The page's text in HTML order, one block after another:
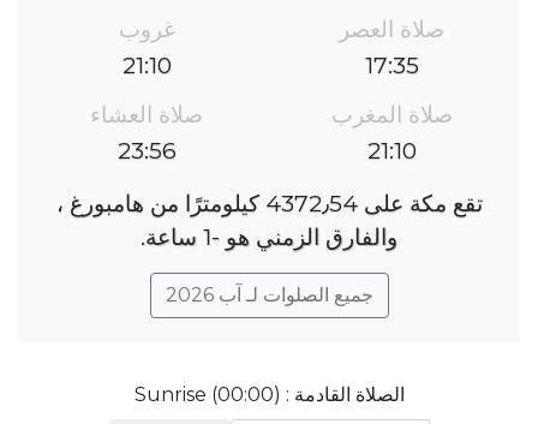
صلاة العصر
17:35
غروب
21:10
صلاة المغرب
21:10
صلاة العشاء
23:56
تقع مكة على 4372٫54 كيلومترًا من هامبورغ ،
والفارق الزمني هو ؜-1 ساعة.
جميع الصلوات لـ آب 2026
الصلاة القادمة : Sunrise (00:00)